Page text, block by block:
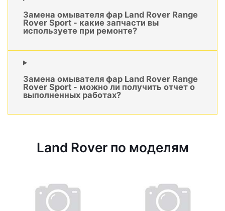
Замена омывателя фар Land Rover Range
Rover Sport - какие запчасти вы
используете при ремонте?
Замена омывателя фар Land Rover Range
Rover Sport - можно ли получить отчет о
выполненных работах?
Land Rover по моделям